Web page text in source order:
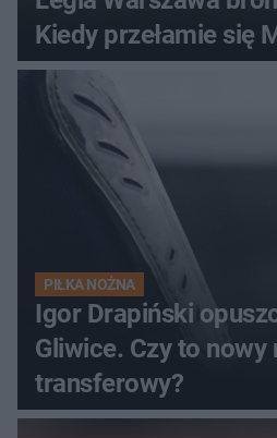
Kiedy przełamie się
PIŁKA NOŻNA
Igor Drapiński
Gliwice. Czy to nowy
transferowy?